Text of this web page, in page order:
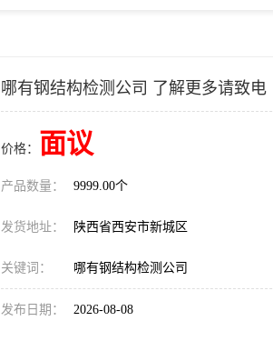
哪有钢结构检测公司 了解更多请致电
价格： 面议
产品数量： 9999.00个
发货地址： 陕西省西安市新城区
关键词： 哪有钢结构检测公司
发布日期： 2026-08-08